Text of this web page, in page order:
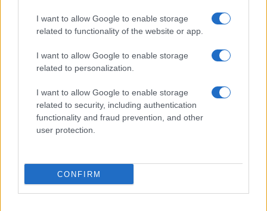
I want to allow Google to enable storage
related to functionality of the website or app.
I want to allow Google to enable storage
related to personalization.
I want to allow Google to enable storage
related to security, including authentication
functionality and fraud prevention, and other
user protection.
CONFIRM
szállították, a szívével lehet baj
2022. november 14.